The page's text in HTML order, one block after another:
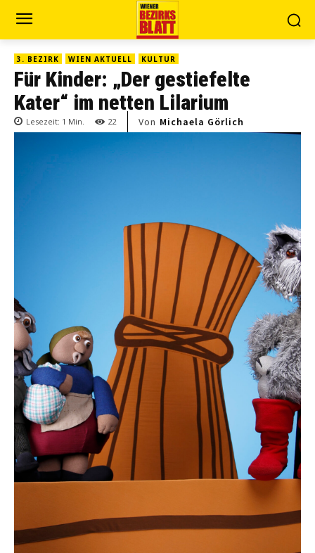
3. BEZIRK WIEN AKTUELL KULTUR
Für Kinder: „Der gestiefelte
Kater“ im netten Lilarium
Lesezeit: 1 Min. 22 Von Michaela Görlich